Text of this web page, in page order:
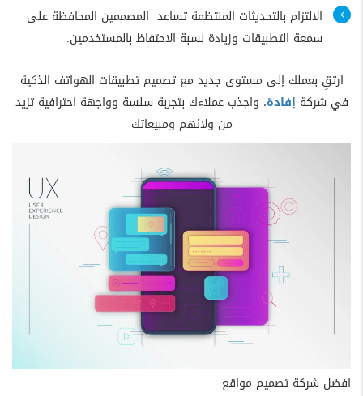
الالتزام بالتحديثات المنتظمة تساعد المصممين المحافظة على
سمعة التطبيقات وزيادة نسبة الاحتفاظ بالمستخدمين.
ارتقِ بعملك إلى مستوى جديد مع تصميم تطبيقات الهواتف الذكية
في شركة إفادة، واجذب عملاءك بتجربة سلسة وواجهة احترافية تزيد
من ولائهم ومبيعاتك
افضل شركة تصميم مواقع